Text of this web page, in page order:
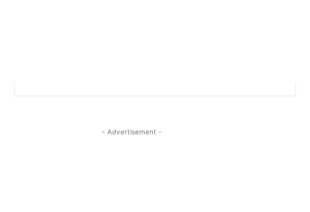
- Advertisement -